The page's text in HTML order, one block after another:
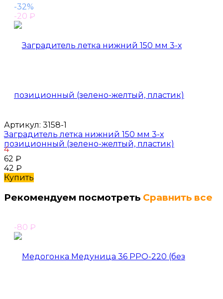
-32%
-20 ₽
Артикул: 3158-1
Заградитель летка нижний 150 мм 3-х
позиционный (зелено-желтый, пластик)
4
62 ₽
42 ₽
Купить
Рекомендуем посмотреть Сравнить все
-80 ₽